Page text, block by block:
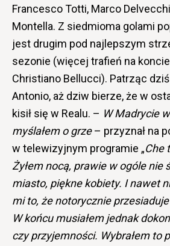
Francesco Totti, Marco
Montella. Z siedmioma golami
jest drugim pod najlepszym
sezonie (więcej trafień na
Christiano Bellucci). Patrząc
Antonio, aż dziw bierze, że w
kisił się w Realu. – W Madrycie
myślałem o grze– przyznał na
w telewizyjnym programie „Che
Żyłem nocą, prawie w ogóle nie
miasto, piękne kobiety. I nawet
mi to, że notorycznie przesiaduje
W końcu musiałem jednak
czy przyjemności. Wybrałem to